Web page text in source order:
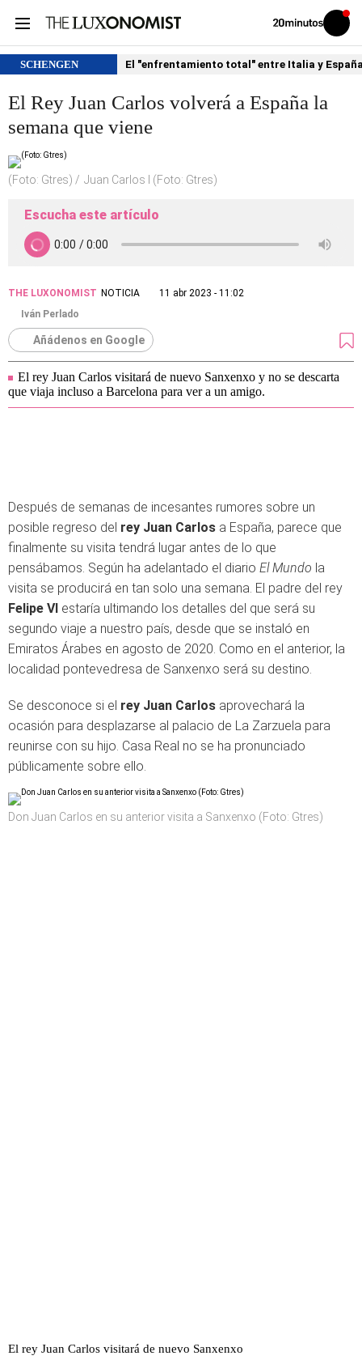
Volver
Iniciar
sesión
SCHENGEN El "enfrentamiento total" entre Italia y
El Rey Juan Carlos volverá a España la
semana que viene
(Foto: Gtres) Juan Carlos I (Foto: Gtres)
Escucha este artículo
THE LUXONOMIST NOTICIA
11 abr 2023 - 11:02
Iván Perlado
Añádenos en Google
El rey Juan Carlos visitará de nuevo Sanxenxo y no se descarta
que viaja incluso a Barcelona para ver a un amigo.
Después de semanas de incesantes rumores sobre un
posible regreso del rey Juan Carlos a España, parece que
finalmente su visita tendrá lugar antes de lo que
pensábamos. Según ha adelantado el diario El Mundo la
visita se producirá en tan solo una semana. El padre del rey
Felipe VI estaría ultimando los detalles del que será su
segundo viaje a nuestro país, desde que se instaló en
Emiratos Árabes en agosto de 2020. Como en el anterior, la
localidad pontevedresa de Sanxenxo será su destino.
Se desconoce si el rey Juan Carlos aprovechará la
ocasión para desplazarse al palacio de La Zarzuela para
reunirse con su hijo. Casa Real no se ha pronunciado
públicamente sobre ello.
Don Juan Carlos en su anterior visita a Sanxenxo (Foto: Gtres)
El rey Juan Carlos visitará de nuevo Sanxenxo